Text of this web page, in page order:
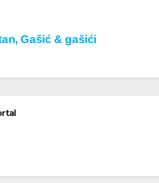
Gašić & gašići